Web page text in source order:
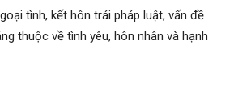
tình, kết hôn trái pháp luật, vấn đề
thuộc về tình yêu, hôn nhân và hạnh